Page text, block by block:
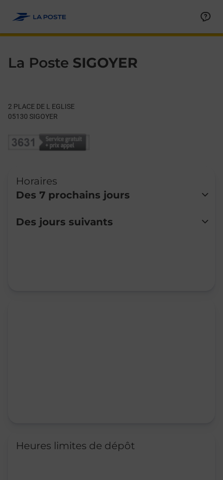
La Poste SIGOYER
2 PLACE DE L EGLISE
05130 SIGOYER
Horaires
Des 7 prochains jours
Lundi
Fermé
Des jours suivants
Heures limites de dépôt